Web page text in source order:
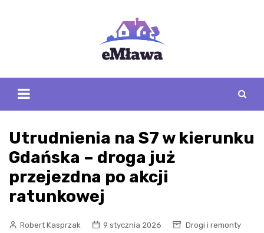
Utrudnienia na S7 w kierunku
Gdańska – droga już
przejezdna po akcji
ratunkowej
Robert Kasprzak 9 stycznia 2026 Drogi i remonty